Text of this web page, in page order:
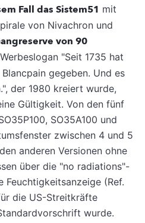
Fall das Sistem51 mit
von Nivachron und
von 90
"Seit 1735 hat
gegeben. Und es
der 1980 kreiert wurde,
Gültigkeit. Von den fünf
SO35A100 und
zwischen 4 und 5
anderen Versionen ohne
über die "no radiations"-
Feuchtigkeitsanzeige (Ref.
die US-Streitkräfte
wurde.